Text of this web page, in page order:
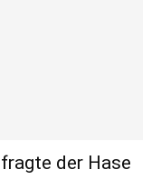
der Hase